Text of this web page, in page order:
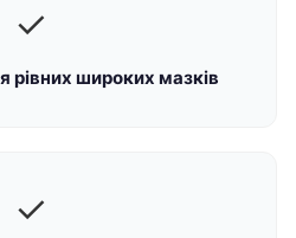
✓
рівних широких мазків
✓